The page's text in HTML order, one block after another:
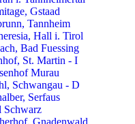
Gstaad
Tannheim
Hall i. Tirol
Bad Fuessing
St. Martin - I
Murau
Schwangau - D
Serfaus
Schwarz
Gnadenwald